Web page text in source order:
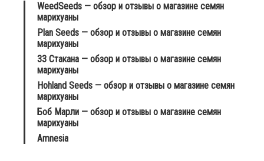
WeedSeeds — обзор и отзывы о магазине семян
марихуаны
Plan Seeds — обзор и отзывы о магазине семян
марихуаны
33 Стакана — обзор и отзывы о магазине семян
марихуаны
Hohland Seeds — обзор и отзывы о магазине семян
марихуаны
Боб Марли — обзор и отзывы о магазине семян
марихуаны
Amnesia